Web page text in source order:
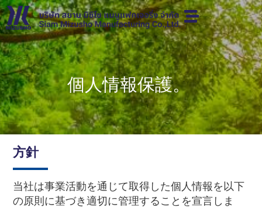
個人情報保護。
方針
当社は事業活動を通じて取得した個人情報を以下
の原則に基づき適切に管理することを宣言しま